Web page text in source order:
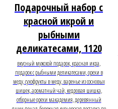
Подарочный набор с
красной икрой и
рыбными
деликатесами, 1120
вкусный мужской подарок, красная икра,
подарок с рыбными деликатесами, орехи в
меду, сухофрукты в меду, варенье из сосновых
шишек, ароматный чай, кедровая шишка,
отборные орехи макадемия, деревянный